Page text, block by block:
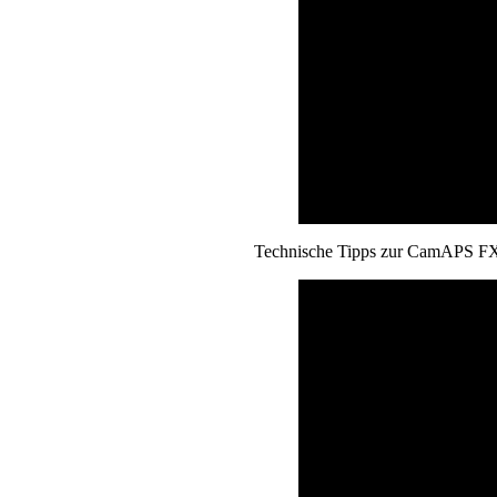
Technische Tipps zur CamAPS